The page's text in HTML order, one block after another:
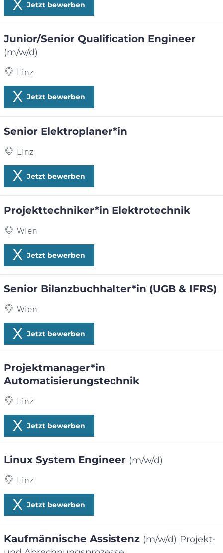
Jetzt bewerben
Junior/Senior Qualification Engineer
(m/w/d)
Linz
Jetzt bewerben
Senior Elektroplaner*in
Linz
Jetzt bewerben
Projekttechniker*in Elektrotechnik
Wien
Jetzt bewerben
Senior Bilanzbuchhalter*in (UGB & IFRS)
Wien
Jetzt bewerben
Projektmanager*in
Automatisierungstechnik
Linz
Jetzt bewerben
Linux System Engineer (m/w/d)
Linz
Jetzt bewerben
Kaufmännische Assistenz (m/w/d) Projekt-